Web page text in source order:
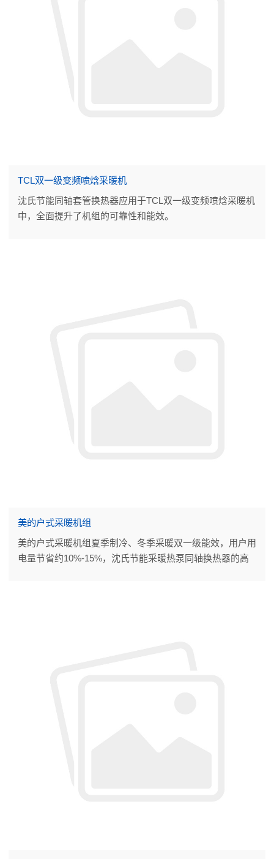
TCL双一级变频喷焓采暖机
沈氏节能同轴套管换热器应用于TCL双一级变频喷焓采暖机
中，全面提升了机组的可靠性和能效。
美的户式采暖机组
美的户式采暖机组夏季制冷、冬季采暖双一级能效，用户用
电量节省约10%-15%，沈氏节能采暖热泵同轴换热器的高